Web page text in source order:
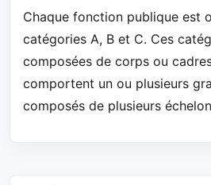
Chaque fonction publique est
catégories A, B et C. Ces
composées de corps ou
comportent un ou plusieurs
composés de plusieurs